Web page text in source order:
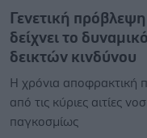
Γενετική
δείχνει το
δεικτών κινδύνου
Η χρόνια αποφρακτική
από τις κύριες αιτίες
παγκοσμίως